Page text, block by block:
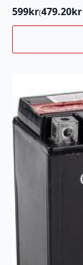
599kr(479.20kr